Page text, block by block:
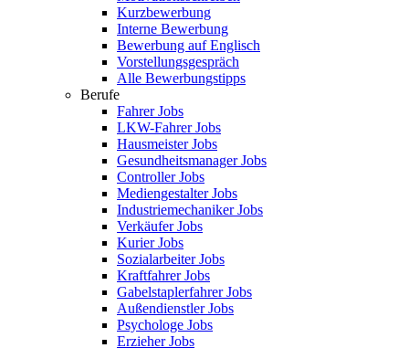
Kurzbewerbung
Interne Bewerbung
Bewerbung auf Englisch
Vorstellungsgespräch
Alle Bewerbungstipps
Berufe
Fahrer Jobs
LKW-Fahrer Jobs
Hausmeister Jobs
Gesundheitsmanager Jobs
Controller Jobs
Mediengestalter Jobs
Industriemechaniker Jobs
Verkäufer Jobs
Kurier Jobs
Sozialarbeiter Jobs
Kraftfahrer Jobs
Gabelstaplerfahrer Jobs
Außendienstler Jobs
Psychologe Jobs
Erzieher Jobs